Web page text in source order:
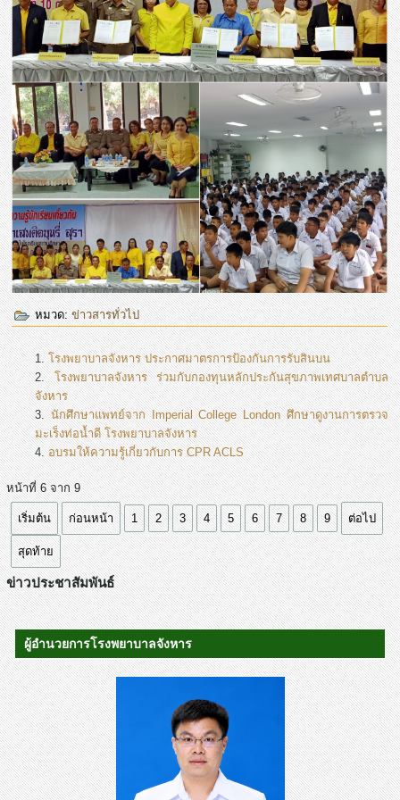
หมวด:ข่าวสารทั่วไป
โรงพยาบาลจังหาร ประกาศมาตรการป้องกันการรับสินบน
โรงพยาบาลจังหาร ร่วมกับกองทุนหลักประกันสุขภาพเทศบาลตำบล
จังหาร
นักศึกษาแพทย์จาก Imperial College London ศึกษาดูงานการตรวจ
มะเร็งท่อน้ำดี โรงพยาบาลจังหาร
อบรมให้ความรู้เกี่ยวกับการ CPR ACLS
หน้าที่ 6 จาก 9
เริ่มต้น ก่อนหน้า 1 2 3 4 5 6 7 8 9 ต่อไป
สุดท้าย
ข่าวประชาสัมพันธ์
ผู้อำนวยการโรงพยาบาลจังหาร